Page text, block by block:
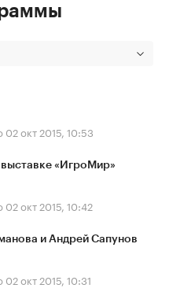
02 окт 2015, 10:53
«ИгроМир»
02 окт 2015, 10:42
и Андрей Сапунов
02 окт 2015, 10:31